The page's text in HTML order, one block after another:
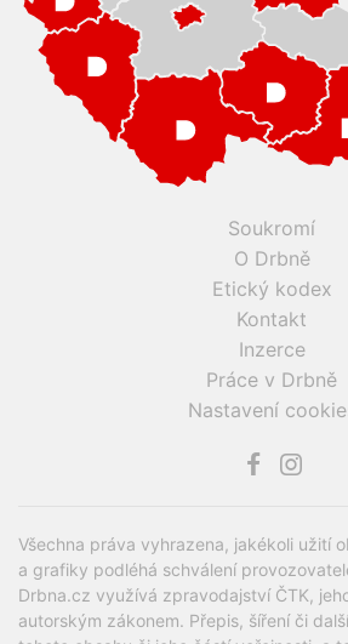
Soukromí
O Drbně
Etický kodex
Kontakt
Inzerce
Práce v Drbně
Nastavení
Všechna práva vyhrazena, jakékoli užití
a grafiky podléhá schválení
Drbna.cz využívá zpravodajství ČTK,
autorským zákonem. Přepis, šíření či